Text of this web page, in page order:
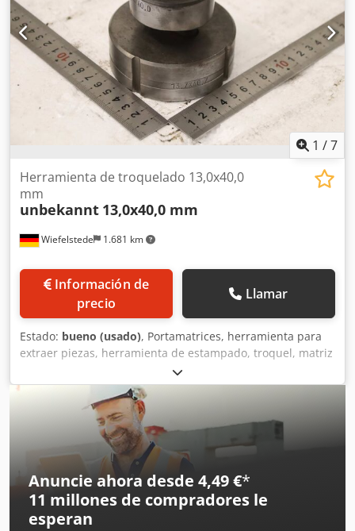
1 /7
Wiefelstede 1.681 km
Herramienta de troquelado 13,0x40,0
mm
unbekannt 13,0x40,0 mm
Información de
precio
Llamar
Estado: bueno (usado), Portamatrices, herramienta para
extraer piezas, herramienta de estampado, troquel, matriz
de estampado, punzón de estampado, punzón, forma para
orificios alargados, juego de punzones y matrices para
orificios alargados -Punzón: juego de punzones y matrices,
forma para orificios alargados -Tamaño: 13,0 x 40,0 mm -
Matriz: 13,7 x 40,7 mm -Cantidad: 2 herramientas de
estampado disponibles -Precio: por unidad Dsdpfxjzr Eprj
Akcsck -Dimensiones de transporte: Ø 90 x 80 mm -Peso:
2,1 kg
Anuncie ahora desde 4,49 €*
11 millones de compradores le
esperan